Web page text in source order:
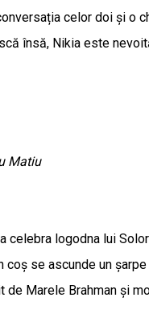
celor doi și
însă, Nikia este
Matiu
logodna lui
se ascunde un
Marele Brahman și